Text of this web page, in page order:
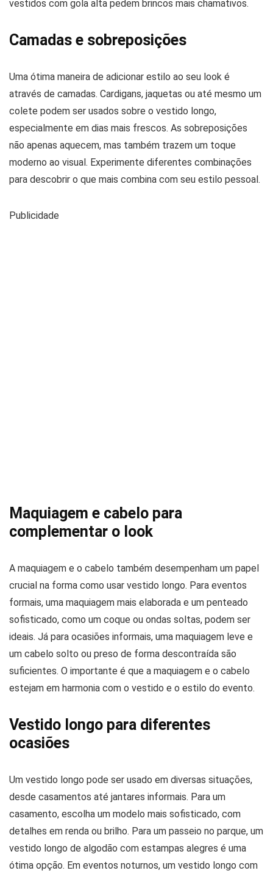
vestidos com gola alta pedem brincos mais chamativos.
Camadas e sobreposições
Uma ótima maneira de adicionar estilo ao seu look é
através de camadas. Cardigans, jaquetas ou até mesmo um
colete podem ser usados sobre o vestido longo,
especialmente em dias mais frescos. As sobreposições
não apenas aquecem, mas também trazem um toque
moderno ao visual. Experimente diferentes combinações
para descobrir o que mais combina com seu estilo pessoal.
Publicidade
Maquiagem e cabelo para
complementar o look
A maquiagem e o cabelo também desempenham um papel
crucial na forma como usar vestido longo. Para eventos
formais, uma maquiagem mais elaborada e um penteado
sofisticado, como um coque ou ondas soltas, podem ser
ideais. Já para ocasiões informais, uma maquiagem leve e
um cabelo solto ou preso de forma descontraída são
suficientes. O importante é que a maquiagem e o cabelo
estejam em harmonia com o vestido e o estilo do evento.
Vestido longo para diferentes
ocasiões
Um vestido longo pode ser usado em diversas situações,
desde casamentos até jantares informais. Para um
casamento, escolha um modelo mais sofisticado, com
detalhes em renda ou brilho. Para um passeio no parque, um
vestido longo de algodão com estampas alegres é uma
ótima opção. Em eventos noturnos, um vestido longo com